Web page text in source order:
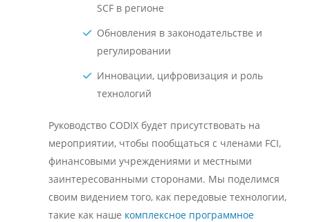
SCF в регионе
Обновления в законодательстве и
регулировании
Инновации, цифровизация и роль
технологий
Руководство CODIX будет присутствовать на
мероприятии, чтобы пообщаться с членами FCI,
финансовыми учреждениями и местными
заинтересованными сторонами. Мы поделимся
своим видением того, как передовые технологии,
такие как наше комплексное программное